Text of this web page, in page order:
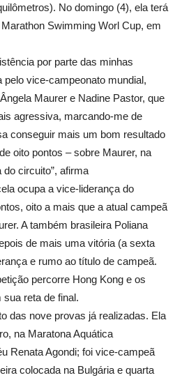
No domingo (4), ela terá
Swimming Worl Cup, em
por parte das minhas
vice-campeonato mundial,
Maurer e Nadine Pastor, que
agressiva, marcando-me de
conseguir mais um bom resultado
oito pontos – sobre Maurer, na
circuito”, afirma
ocupa a vice-liderança do
oito a mais que a atual campeã
A também brasileira Poliana
de mais uma vitória (a sexta
e rumo ao título de campeã.
percorre Hong Kong e os
reta de final.
das nove provas já realizadas. Ela
na Maratona Aquática
Renata Agondi; foi vice-campeã
colocada na Bulgária e quarta